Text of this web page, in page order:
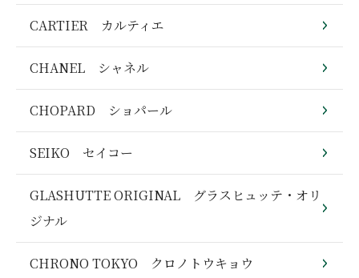
CARTIER カルティエ
CHANEL シャネル
CHOPARD ショパール
SEIKO セイコー
GLASHUTTE ORIGINAL グラスヒュッテ・オリ
ジナル
CHRONO TOKYO クロノトウキョウ